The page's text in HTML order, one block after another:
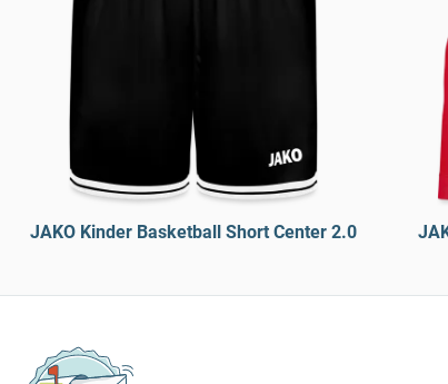
JAKO Kinder Basketball Short Center 2.0